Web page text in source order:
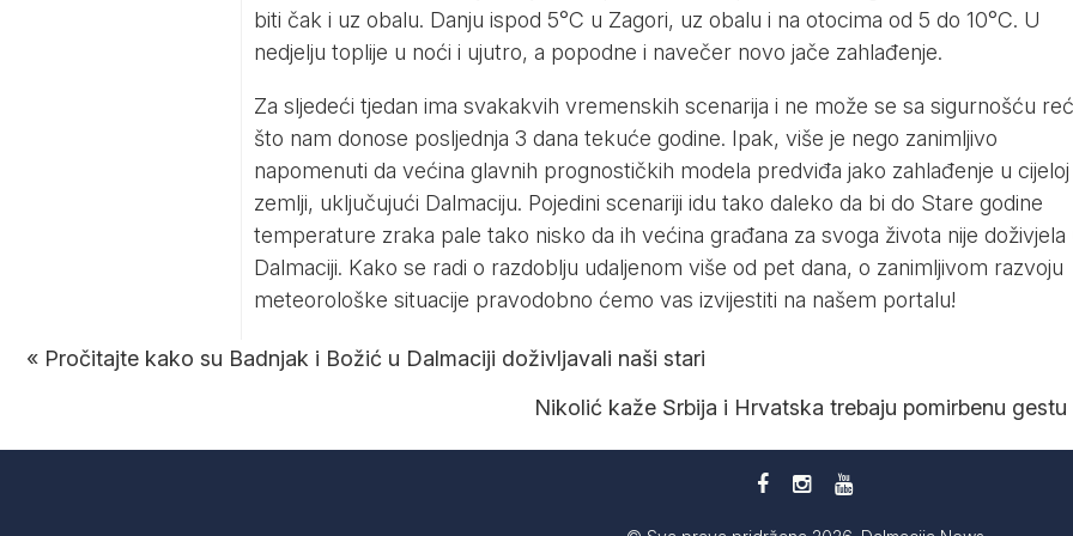
biti čak i uz obalu. Danju ispod 5°C u Zagori, uz obalu i na otocima od 5 do 10°C. U
nedjelju toplije u noći i ujutro, a popodne i navečer novo jače zahlađenje.
Za sljedeći tjedan ima svakakvih vremenskih scenarija i ne može se sa sigurnošću
što nam donose posljednja 3 dana tekuće godine. Ipak, više je nego zanimljivo
napomenuti da većina glavnih prognostičkih modela predviđa jako zahlađenje u cijeloj
zemlji, uključujući Dalmaciju. Pojedini scenariji idu tako daleko da bi do Stare godine
temperature zraka pale tako nisko da ih većina građana za svoga života nije doživjela
Dalmaciji. Kako se radi o razdoblju udaljenom više od pet dana, o zanimljivom razvoju
meteorološke situacije pravodobno ćemo vas izvijestiti na našem portalu!
« Pročitajte kako su Badnjak i Božić u Dalmaciji doživljavali naši stari
Nikolić kaže Srbija i Hrvatska trebaju pomirbenu gestu